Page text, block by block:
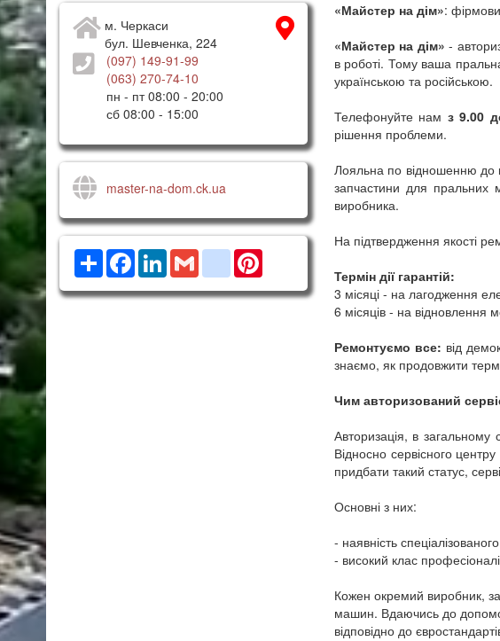
м. Черкаси
бул. Шевченка, 224
(097) 149-91-99
(063) 270-74-10
пн - пт 08:00 - 20:00
сб 08:00 - 15:00
master-na-dom.ck.ua
РесурсFacebook
LinkedInGmailgoogle_bookmarks
Pinterest
«Майстер на дім»:
«Майстер на дім» -
в роботі. Тому ваша
українською та російською.
Телефонуйте нам з 9.00
рішення проблеми.
Лояльна по відношенню до
запчастини для пральних
виробника.
На підтвердження якості
Термін дії гарантій:
3 місяці - на лагодження
6 місяців - на відновлення
Ремонтуємо все: від
знаємо, як продовжити
Чим авторизований
Авторизація, в
Відносно сервісного
придбати такий статус,
Основні з них:
- наявність
- високий клас
Кожен окремий виробник, за
машин. Вдаючись до
відповідно до